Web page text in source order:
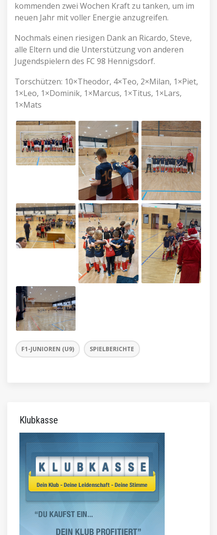
kommenden zwei Wochen Kraft zu tanken, um im
neuen Jahr mit voller Energie anzugreifen.
Nochmals einen riesigen Dank an Ricardo, Steve,
alle Eltern und die Unterstützung von anderen
Jugendspielern des FC 98 Hennigsdorf.
Torschützen: 10×Theodor, 4×Teo, 2×Milan, 1×Piet,
1×Leo, 1×Dominik, 1×Marcus, 1×Titus, 1×Lars,
1×Mats
F1-JUNIOREN (U9) SPIELBERICHTE
Klubkasse